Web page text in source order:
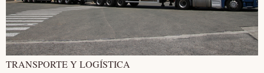
TRANSPORTE Y LOGÍSTICA